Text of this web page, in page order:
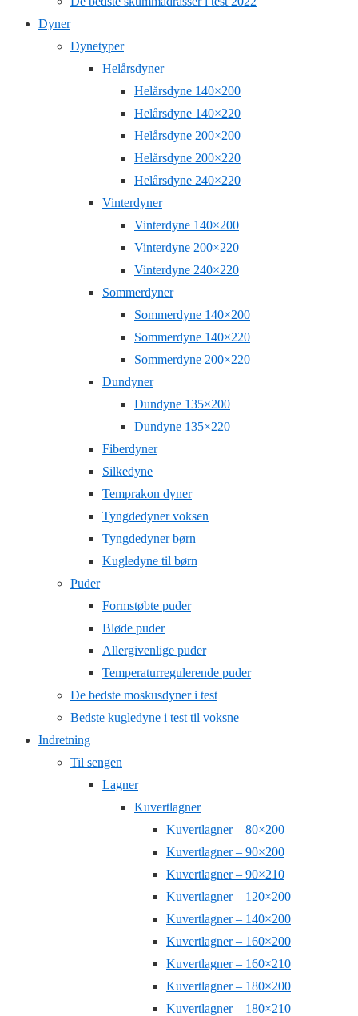
Dyner
Dynetyper
Helårsdyner
Helårsdyne 140×200
Helårsdyne 140×220
Helårsdyne 200×200
Helårsdyne 200×220
Helårsdyne 240×220
Vinterdyner
Vinterdyne 140×200
Vinterdyne 200×220
Vinterdyne 240×220
Sommerdyner
Sommerdyne 140×200
Sommerdyne 140×220
Sommerdyne 200×220
Dundyner
Dundyne 135×200
Dundyne 135×220
Fiberdyner
Silkedyne
Temprakon dyner
Tyngdedyner voksen
Tyngdedyner børn
Kugledyne til børn
Puder
Formstøbte puder
Bløde puder
Allergivenlige puder
Temperaturregulerende puder
De bedste moskusdyner i test
Bedste kugledyne i test til voksne
Indretning
Til sengen
Lagner
Kuvertlagner
Kuvertlagner – 80×200
Kuvertlagner – 90×200
Kuvertlagner – 90×210
Kuvertlagner – 120×200
Kuvertlagner – 140×200
Kuvertlagner – 160×200
Kuvertlagner – 160×210
Kuvertlagner – 180×200
Kuvertlagner – 180×210